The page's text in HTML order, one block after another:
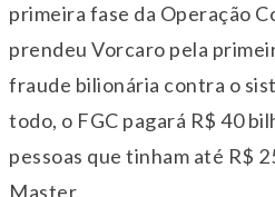
primeira fase da Operação
prendeu Vorcaro pela
fraude bilionária contra o
todo, o FGC pagará R$ 40
pessoas que tinham até R$
Master.